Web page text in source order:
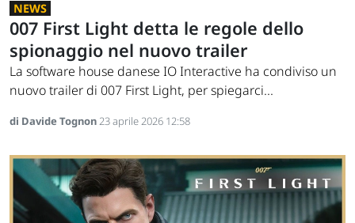
NEWS
007 First Light detta le regole dello
spionaggio nel nuovo trailer
La software house danese IO Interactive ha condiviso un
nuovo trailer di 007 First Light, per spiegarci...
di Davide Tognon23 aprile 2026 12:58